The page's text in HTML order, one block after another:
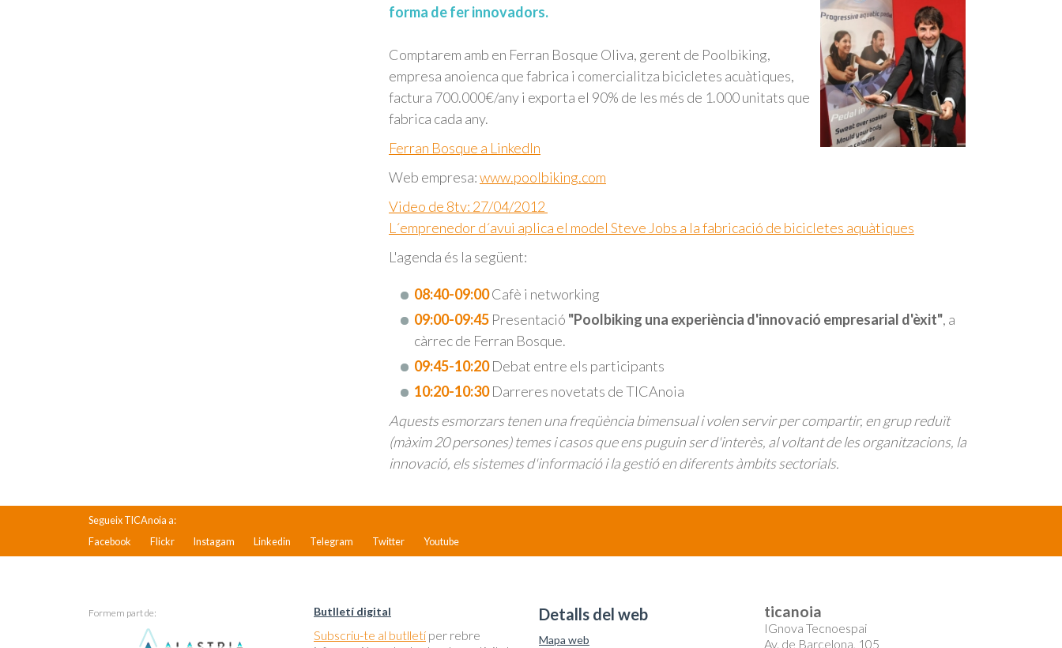
forma de fer innovadors.
Comptarem amb en Ferran Bosque Oliva, gerent de Poolbiking,
empresa anoienca que fabrica i comercialitza bicicletes acuàtiques,
factura 700.000€/any i exporta el 90% de les més de 1.000 unitats que
fabrica cada any.
Ferran Bosque a LinkedIn
Web empresa:www.poolbiking.com
Video de 8tv: 27/04/2012
L´emprenedor d´avui aplica el model Steve Jobs a la fabricació de bicicletes aquàtiques
L'agenda és la següent:
08:40-09:00Cafè i networking
09:00-09:45 Presentació "Poolbiking una experiència d'innovació empresarial d'èxit", a
càrrec de Ferran Bosque.
09:45-10:20Debat entre els participants
10:20-10:30Darreres novetats de TICAnoia
Aquests esmorzars tenen una freqüència bimensual i volen servir per compartir, en grup reduït
(màxim 20 persones) temes i casos que ens puguin ser d'interès, al voltant de les organitzacions, la
innovació, els sistemes d'informació i la gestió en diferents àmbits sectorials.
Segueix TICAnoia a:
Facebook
Flickr Instagam Linkedin Telegram Twitter Youtube
Formem part de: Butlletí digital
Subscriu-te al butlletí per rebre
Detalls del web
Mapa web
ticanoia
IGnova Tecnoespai
Av. de Barcelona, 105